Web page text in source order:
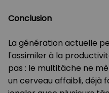
Conclusion
La génération actuelle
l'assimiler à la
pas : le multitâche ne
un cerveau affaibli, déjà